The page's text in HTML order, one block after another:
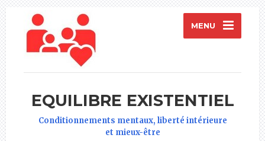
MENU
EQUILIBRE EXISTENTIEL
Conditionnements mentaux, liberté intérieure
et mieux-être